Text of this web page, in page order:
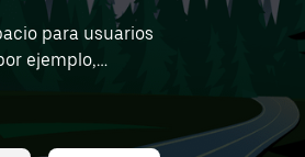
para usuarios